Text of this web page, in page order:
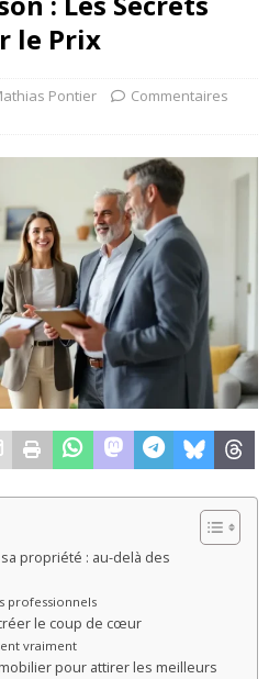
le Prix
Pontier
Commentaires
propriété : au-delà des
professionnels
le coup de cœur
vraiment
pour attirer les meilleurs